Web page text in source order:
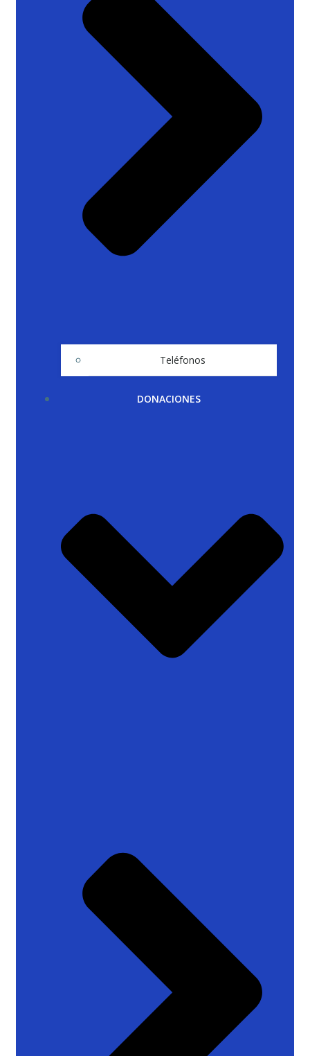
Teléfonos
DONACIONES